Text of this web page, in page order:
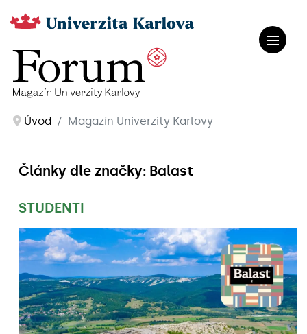
Úvod Magazín Univerzity Karlovy
Články dle značky: Balast
STUDENTI